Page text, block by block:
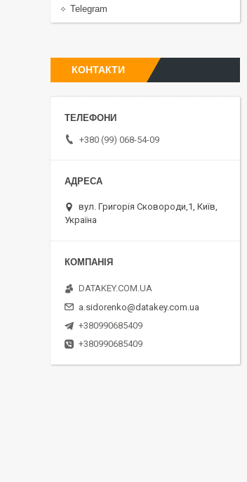
Telegram
КОНТАКТИ
+380 (99) 068-54-09
вул. Григорія Сковороди,1, Київ,
Україна
DATAKEY.COM.UA
a.sidorenko@datakey.com.ua
+380990685409
+380990685409